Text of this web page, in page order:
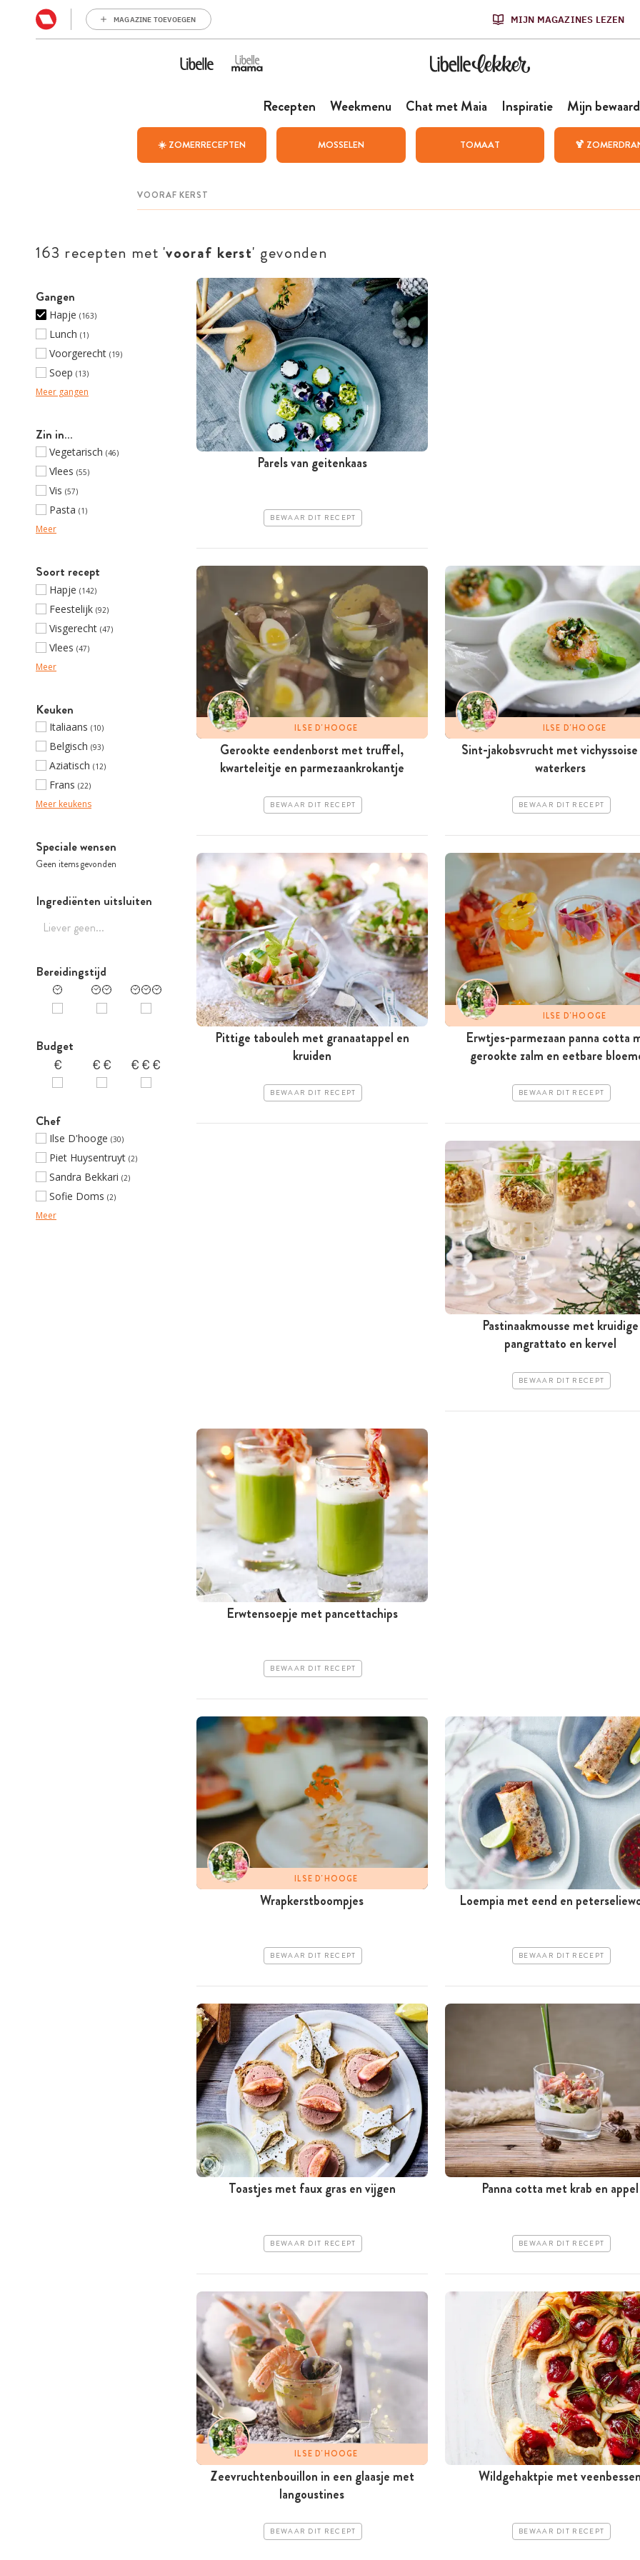
MAGAZINE TOEVOEGEN MIJN MAGAZINES LEZEN
Recepten Weekmenu Chat met Maia Inspiratie Mijn
☀️ ZOMERRECEPTEN MOSSELEN TOMAAT 🍹
163 recepten met 'vooraf kerst' gevonden
Gangen
Hapje (163)
Lunch (1)
Voorgerecht (19)
Soep (13)
Meer gangen
Zin in…
Vegetarisch (46)
Vlees (55)
Vis (57)
Pasta (1)
Meer
Soort recept
Hapje (142)
Feestelijk (92)
Visgerecht (47)
Vlees (47)
Meer
Keuken
Italiaans (10)
Belgisch (93)
Aziatisch (12)
Frans (22)
Meer keukens
Speciale wensen
Geen items gevonden
Ingrediënten uitsluiten
Bereidingstijd
Budget
Chef
Ilse D'hooge (30)
Piet Huysentruyt (2)
Sandra Bekkari (2)
Sofie Doms (2)
Meer
Parels van geitenkaas
BEWAAR DIT RECEPT
ILSE D'HOOGE
Gerookte eendenborst met truffel,
kwarteleitje en parmezaankrokantje
BEWAAR DIT RECEPT
ILSE D'HOOGE
Sint-jakobsvrucht met
waterkers
BEWAAR DIT RECEPT
Pittige tabouleh met granaatappel en
kruiden
BEWAAR DIT RECEPT
ILSE D'HOOGE
Erwtjes-parmezaan panna cotta
gerookte zalm en eetbare
BEWAAR DIT RECEPT
Pastinaakmousse met kruidige
pangrattato en kervel
BEWAAR DIT RECEPT
Erwtensoepje met pancettachips
BEWAAR DIT RECEPT
ILSE D'HOOGE
Wrapkerstboompjes
BEWAAR DIT RECEPT
Loempia met eend en
BEWAAR DIT RECEPT
Toastjes met faux gras en vijgen
BEWAAR DIT RECEPT
Panna cotta met krab en appel
BEWAAR DIT RECEPT
ILSE D'HOOGE
Zeevruchtenbouillon in een glaasje met
langoustines
BEWAAR DIT RECEPT
Wildgehaktpie met
BEWAAR DIT RECEPT